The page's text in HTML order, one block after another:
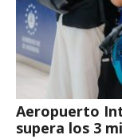
Aeropuerto
supera los 3